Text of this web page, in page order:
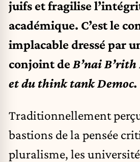
juifs et fragilise
académique. C’est le
implacable dressé par
conjoint de B’nai
et du think tank Democ.
Traditionnellement
bastions de la pensée
pluralisme, les